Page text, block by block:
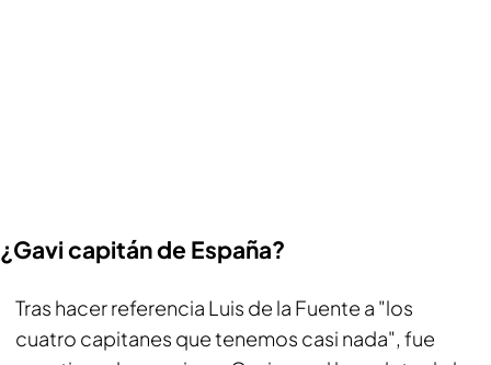
¿Gavi capitán de España?
Tras hacer referencia Luis de la Fuente a "los
cuatro capitanes que tenemos casi nada", fue